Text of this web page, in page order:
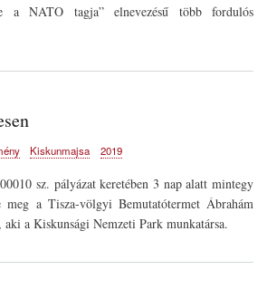
a NATO tagja” elnevezésű több fordulós
Kiskunmajsa 2019
sz. pályázat keretében 3 nap alatt mintegy
meg a Tisza-völgyi Bemutatótermet Ábrahám
a Kiskunsági Nemzeti Park munkatársa.